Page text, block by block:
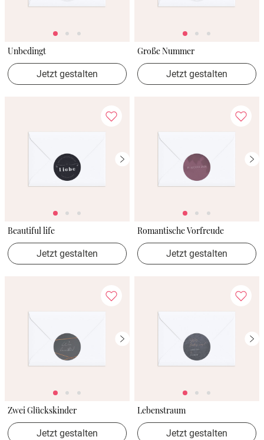
Unbedingt
Jetzt gestalten
Große Nummer
Jetzt gestalten
Beautiful life
Jetzt gestalten
Romantische Vorfreude
Jetzt gestalten
Zwei Glückskinder
Jetzt gestalten
Lebenstraum
Jetzt gestalten